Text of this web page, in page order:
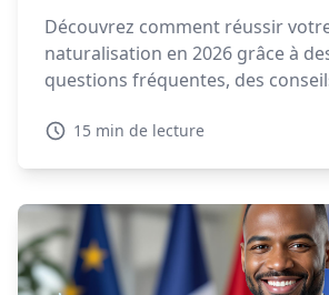
Découvrez comment réussir
naturalisation en 2026 grâce à
questions fréquentes, des
15 min de lecture